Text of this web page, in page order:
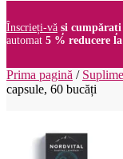
Înscrieți-vă și
automat 5 % reducere
Prima pagină /
capsule, 60 bucăți